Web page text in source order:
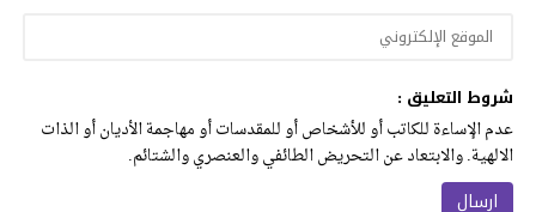
شروط التعليق :
عدم الإساءة للكاتب أو للأشخاص أو للمقدسات أو مهاجمة الأديان أو الذات
الالهية. والابتعاد عن التحريض الطائفي والعنصري والشتائم.